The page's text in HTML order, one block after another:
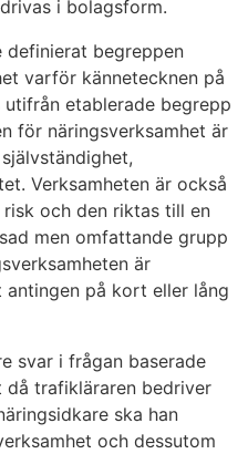
i bolagsform.
definierat begreppen
varför kännetecknen på
etablerade begrepp
för näringsverksamhet är
Verksamheten är också
och den riktas till en
men omfattande grupp
är
på kort eller lång
svar i frågan baserade
då trafikläraren bedriver
ska han
och dessutom